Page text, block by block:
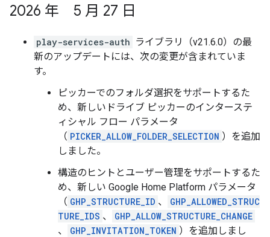
2026 年 5 月 27 日
play-services-auth ライブラリ（v21.6.0）の最
新のアップデートには、次の変更が含まれていま
す。
ピッカーでのフォルダ選択をサポートするた
め、新しいドライブ ピッカーのインターステ
ィシャル フロー パラメータ
（ PICKER_ALLOW_FOLDER_SELECTION ）を追加
しました。
構造のヒントとユーザー管理をサポートするた
め、新しい Google Home Platform パラメータ
（ GHP_STRUCTURE_ID 、
GHP_ALLOWED_STRUC
TURE_IDS 、
GHP_ALLOW_STRUCTURE_CHANGE
、
GHP_INVITATION_TOKEN ）を追加しまし